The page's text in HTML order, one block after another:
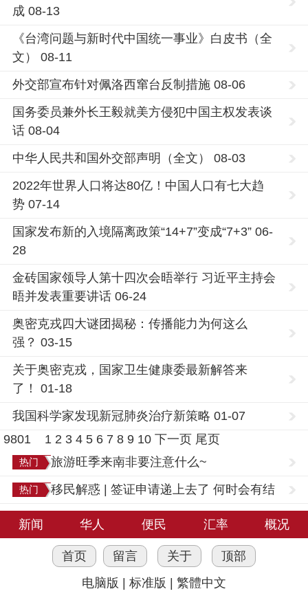
成 08-13
《台湾问题与新时代中国统一事业》白皮书（全
文） 08-11
外交部宣布针对佩洛西窜台反制措施 08-06
国务委员兼外长王毅就美方侵犯中国主权发表谈
话 08-04
中华人民共和国外交部声明（全文） 08-03
2022年世界人口将达80亿！中国人口有七大趋
势 07-14
国家发布新的入境隔离政策“14+7”变成“7+3” 06-
28
金砖国家领导人第十四次会晤举行 习近平主持会
晤并发表重要讲话 06-24
奥密克戎四大谜团揭秘：传播能力为何这么
强？ 03-15
关于奥密克戎，国家卫生健康委最新解答来
了！ 01-18
我国科学家发现新冠肺炎治疗新策略 01-07
9801
1 2 3 4 5 6 7 8 9 10 下一页 尾页
热门 旅游旺季来南非要注意什么~
热门
移民解惑 | 签证申请递上去了 何时会有结
果？
新闻
华人 便民 汇率 概况
首页 留言 关于
顶部
电脑版
标准版 繁體中文